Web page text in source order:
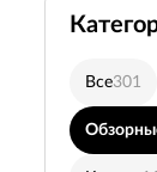
Все301